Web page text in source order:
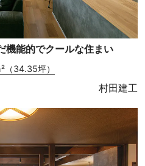
機能的でクールな住まい
（34.35坪）
村田建工